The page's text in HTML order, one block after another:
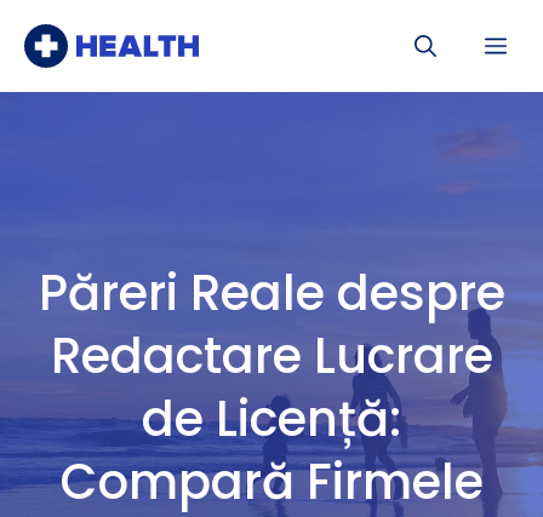
Păreri Reale despre
Redactare Lucrare
de Licență:
Compară Firmele